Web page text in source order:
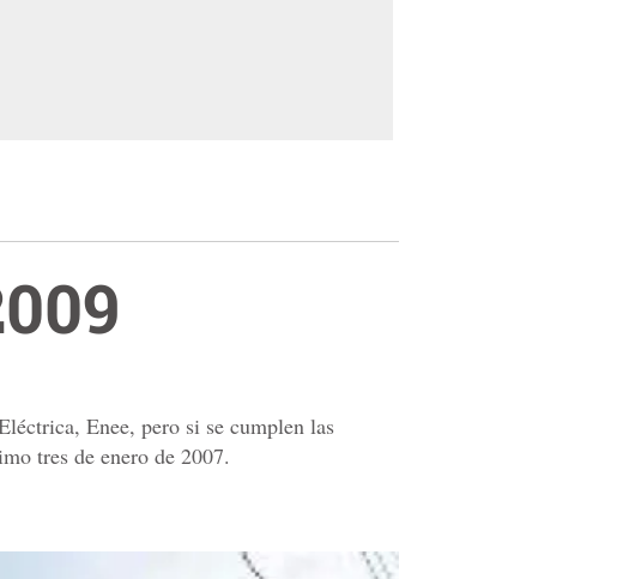
Enee, pero si se cumplen las
tres de enero de 2007.